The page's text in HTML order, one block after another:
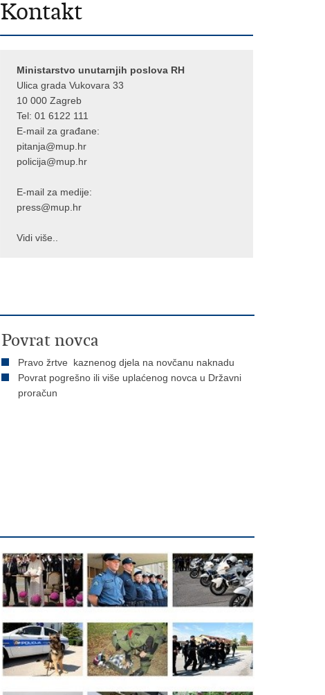
Kontakt
Ministarstvo unutarnjih poslova RH
Ulica grada Vukovara 33
10 000 Zagreb
Tel: 01 6122 111
E-mail za građane:
pitanja@mup.hr
policija@mup.hr
E-mail za medije:
press@mup.hr
Vidi više..
Povrat novca
Pravo žrtve kaznenog djela na novčanu naknadu
Povrat pogrešno ili više uplaćenog novca u Državni
proračun